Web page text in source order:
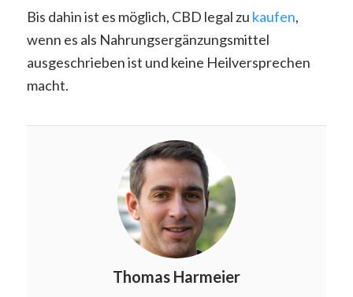
Bis dahin ist es möglich, CBD legal zu kaufen,
wenn es als Nahrungsergänzungsmittel
ausgeschrieben ist und keine Heilversprechen
macht.
Thomas Harmeier